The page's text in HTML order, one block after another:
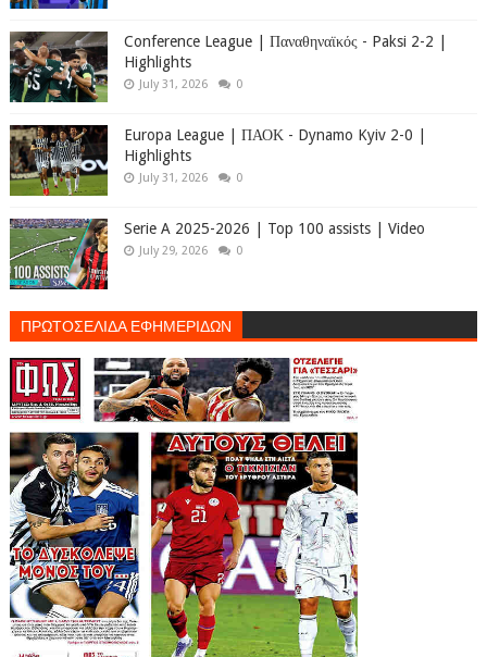
Conference League | Παναθηναϊκός - Paksi 2-2 |
Highlights
July 31, 2026 0
Europa League | ΠΑΟΚ - Dynamo Kyiv 2-0 |
Highlights
July 31, 2026 0
Serie A 2025-2026 | Top 100 assists | Video
July 29, 2026 0
ΠΡΩΤΟΣΕΛΙΔΑ ΕΦΗΜΕΡΙΔΩΝ